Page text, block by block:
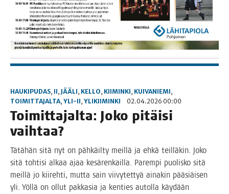
HAUKIPUDAS, II, JÄÄLI, KELLO, KIIMINKI, KUIVANIEMI,
TOIMITTAJALTA, YLI-II, YLIKIIMINKI 02.04.2026 00:00
Toi­mit­ta­jal­ta: Joko pitäi­si
vaihtaa?
Tätä­hän sitä nyt on päh­käil­ty meil­lä ja ehkä teil­lä­kin. Joko
sitä toh­ti­si alkaa ajaa kesä­ren­kail­la. Parem­pi puo­lis­ko sitä
meil­lä jo kii­reh­ti, mut­ta sain vii­vy­tet­tyä aina­kin pää­siäi­sen
yli. Yöl­lä on ollut pak­ka­sia ja ken­ties autol­la käy­dään